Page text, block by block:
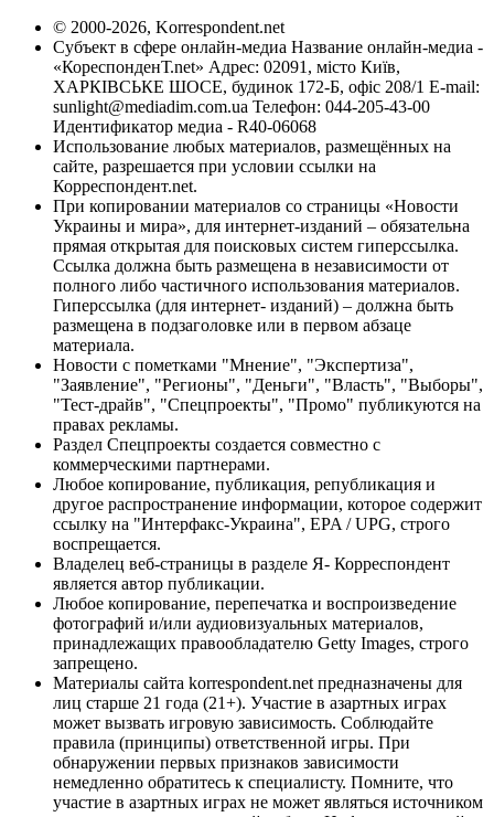
© 2000-2026, Korrespondent.net
Субъект в сфере онлайн-медиа Название онлайн-медиа -
«КореспонденТ.net» Адрес: 02091, місто Київ,
ХАРКІВСЬКЕ ШОСЕ, будинок 172-Б, офіс 208/1 E-mail:
sunlight@mediadim.com.ua Телефон: 044-205-43-00
Идентификатор медиа - R40-06068
Использование любых материалов, размещённых на
сайте, разрешается при условии ссылки на
Корреспондент.net.
При копировании материалов со страницы «Новости
Украины и мира», для интернет-изданий – обязательна
прямая открытая для поисковых систем гиперссылка.
Ссылка должна быть размещена в независимости от
полного либо частичного использования материалов.
Гиперссылка (для интернет- изданий) – должна быть
размещена в подзаголовке или в первом абзаце
материала.
Новости с пометками "Мнение", "Экспертиза",
"Заявление", "Регионы", "Деньги", "Власть", "Выборы",
"Тест-драйв", "Спецпроекты", "Промо" публикуются на
правах рекламы.
Раздел Спецпроекты создается совместно с
коммерческими партнерами.
Любое копирование, публикация, републикация и
другое распространение информации, которое содержит
ссылку на "Интерфакс-Украина", EPA / UPG, строго
воспрещается.
Владелец веб-страницы в разделе Я- Корреспондент
является автор публикации.
Любое копирование, перепечатка и воспроизведение
фотографий и/или аудиовизуальных материалов,
принадлежащих правообладателю Getty Images, строго
запрещено.
Материалы сайта korrespondent.net предназначены для
лиц старше 21 года (21+). Участие в азартных играх
может вызвать игровую зависимость. Соблюдайте
правила (принципы) ответственной игры. При
обнаружении первых признаков зависимости
немедленно обратитесь к специалисту. Помните, что
участие в азартных играх не может являться источником